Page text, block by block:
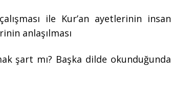
ile Kur’an ayetlerinin insan
anlaşılması
şart mı? Başka dilde okunduğunda